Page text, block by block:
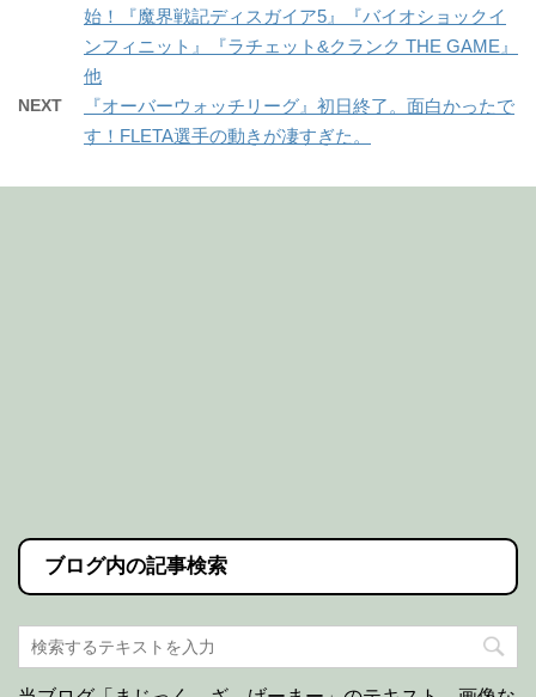
始！『魔界戦記ディスガイア5』『バイオショックイ
ンフィニット』『ラチェット&クランク THE GAME』
他
NEXT
『オーバーウォッチリーグ』初日終了。面白かったで
す！FLETA選手の動きが凄すぎた。
ブログ内の記事検索